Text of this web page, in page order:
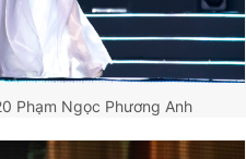
Phạm Ngọc Phương Anh